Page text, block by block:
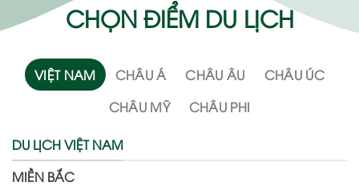
CHỌN ĐIỂM DU LỊCH
VIỆT NAM CHÂU Á CHÂU ÂU
CHÂU ÚC
CHÂU MỸ
CHÂU PHI
DU LỊCH VIỆT NAM
MIỀN BẮC